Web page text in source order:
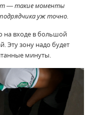
— такие моменты
уж точно.
на входе в большой
Эту зону надо будет
минуты.